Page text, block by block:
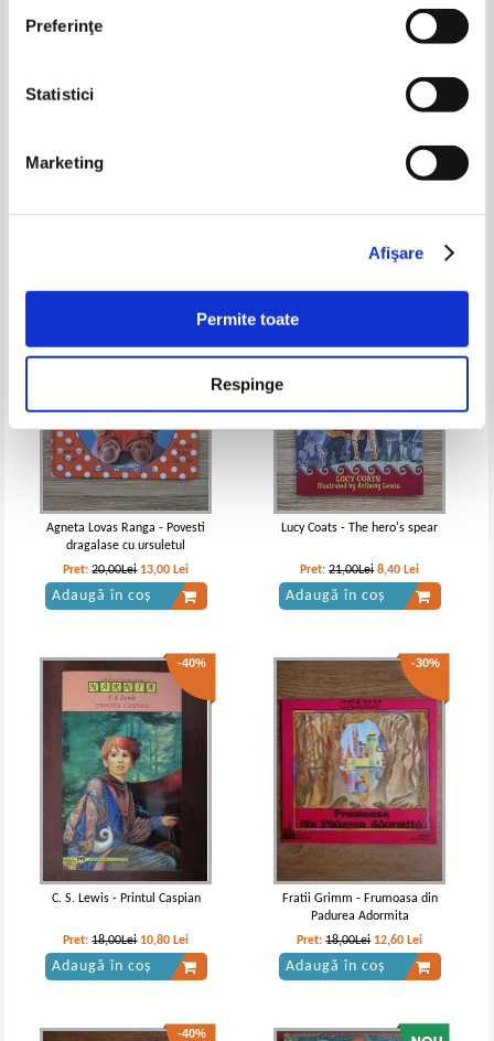
Preferinţe
Statistici
Marketing
Afişare
Permite toate
Respinge
Sofia Dobra - Limba si literatura
romana. Cartea mea de
The Children's Atlas of the
-35%
Agneta Lovas Ranga - Povesti
dragalase cu ursuletul
Pret:20,00Lei 13,00 Lei
Adaugă în coș
-60%
Lucy Coats - The hero's spear
Pret:21,00Lei 8,40 Lei
Adaugă în coș
-40%
C. S. Lewis - Printul Caspian
Pret:18,00Lei 10,80 Lei
Adaugă în coș
-30%
Fratii Grimm - Frumoasa din
Padurea Adormita
Pret:18,00Lei 12,60 Lei
Adaugă în coș
-40%